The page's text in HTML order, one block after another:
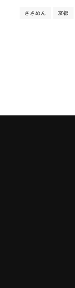
ささめん 京都